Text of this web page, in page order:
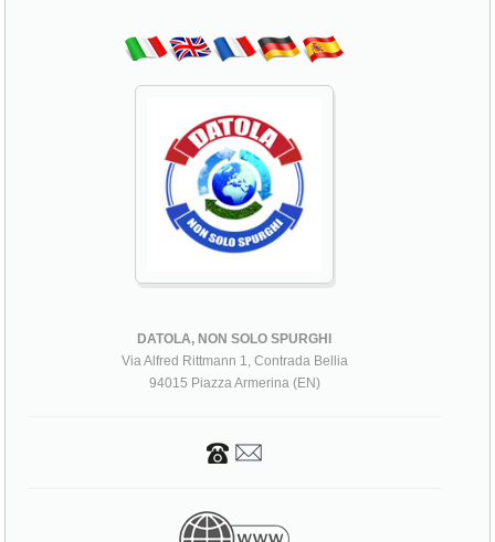
DATOLA, NON SOLO SPURGHI
Via Alfred Rittmann 1, Contrada Bellia
94015 Piazza Armerina (EN)